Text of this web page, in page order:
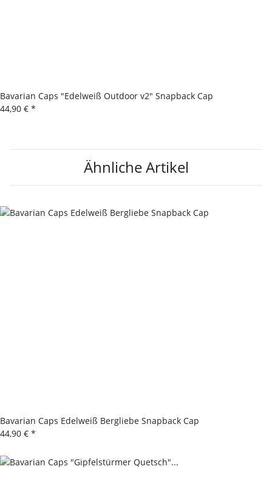
Bavarian Caps "Edelweiß Outdoor v2" Snapback Cap
44,90 € *
Ähnliche Artikel
Bavarian Caps Edelweiß Bergliebe Snapback Cap
44,90 € *